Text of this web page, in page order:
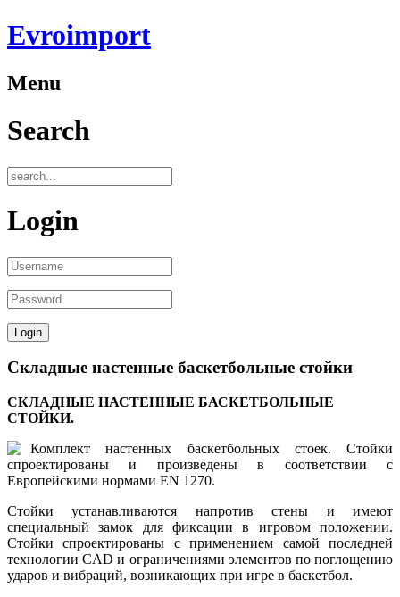
Evroimport
Menu
Search
Login
Складные настенные баскетбольные стойки
СКЛАДНЫЕ НАСТЕННЫЕ БАСКЕТБОЛЬНЫЕ
СТОЙКИ.
Комплект настенных баскетбольных стоек. Стойки
спроектированы и произведены в соответствии с
Европейскими нормами EN 1270.
Стойки устанавливаются напротив стены и имеют
специальный замок для фиксации в игровом положении.
Стойки спроектированы с применением самой последней
технологии CAD и ограничениями элементов по поглощению
ударов и вибраций, возникающих при игре в баскетбол.